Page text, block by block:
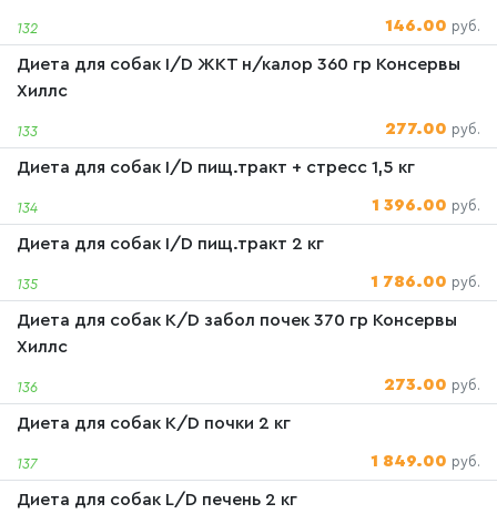
132 146.00 руб.
133
Диета для собак I/D ЖКТ н/калор 360 гр Консервы
Хиллс
277.00 руб.
134
Диета для собак I/D пищ.тракт + стресс 1,5 кг
1 396.00 руб.
135
Диета для собак I/D пищ.тракт 2 кг
1 786.00 руб.
136
Диета для собак K/D забол почек 370 гр Консервы
Хиллс
273.00 руб.
137
Диета для собак K/D почки 2 кг
1 849.00 руб.
Диета для собак L/D печень 2 кг